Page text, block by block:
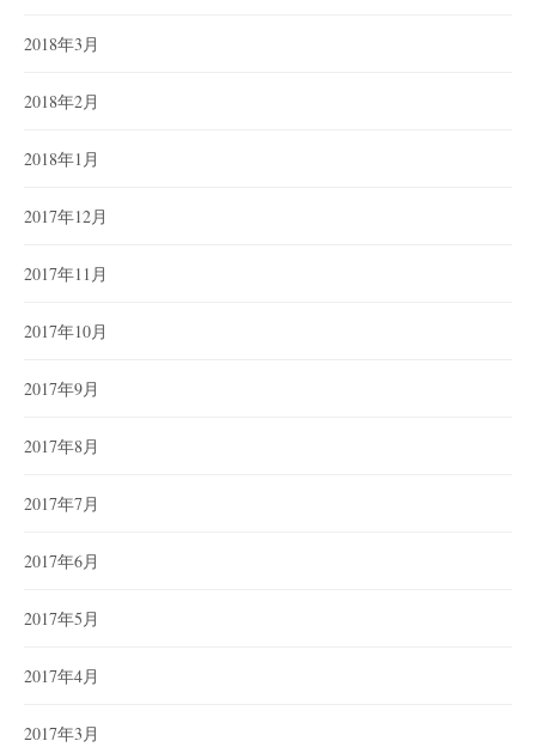
2018年3月
2018年2月
2018年1月
2017年12月
2017年11月
2017年10月
2017年9月
2017年8月
2017年7月
2017年6月
2017年5月
2017年4月
2017年3月